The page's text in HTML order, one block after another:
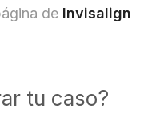
de Invisalign
tu caso?